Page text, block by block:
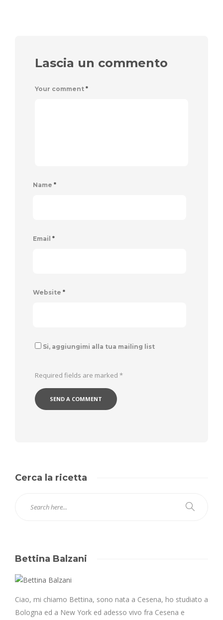
Lascia un commento
Your comment *
Name *
Email *
Website *
Si, aggiungimi alla tua mailing list
Required fields are marked *
Cerca la ricetta
Bettina Balzani
Ciao, mi chiamo Bettina, sono nata a Cesena, ho studiato a
Bologna ed a New York ed adesso vivo fra Cesena e